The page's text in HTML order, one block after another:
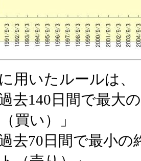
用いたルールは、
過去140日間で最大
買い）」
過去70日間で最小